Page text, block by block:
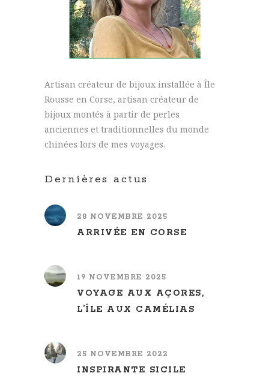
Artisan créateur de bijoux installée à Île
Rousse en Corse, artisan créateur de
bijoux montés à partir de perles
anciennes et traditionnelles du monde
chinées lors de mes voyages.
Dernières actus
28 NOVEMBRE 2025
ARRIVÉE EN CORSE
19 NOVEMBRE 2025
VOYAGE AUX AÇORES,
L’ÎLE AUX CAMÉLIAS
25 NOVEMBRE 2022
INSPIRANTE SICILE